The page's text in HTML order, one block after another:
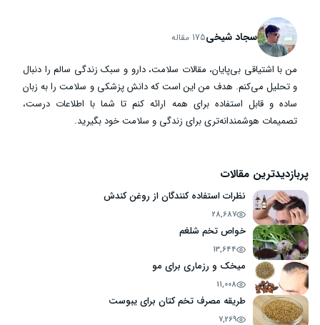
سجاد شیخی175 مقاله
من با اشتیاقی بی‌پایان، مقالات سلامت، دارو و سبک زندگی سالم را دنبال
و تحلیل می‌کنم. هدف من این است که دانش پزشکی و سلامت را به زبان
ساده و قابل استفاده برای همه ارائه کنم تا شما با اطلاعات درست،
تصمیمات هوشمندانه‌تری برای زندگی و سلامت خود بگیرید.
پربازدیدترین مقالات
نظرات استفاده کنندگان از روغن کندش
28,687
خواص تخم شلغم
13,644
میخک و رزماری برای مو
11,008
طریقه مصرف تخم کتان برای یبوست
7,269